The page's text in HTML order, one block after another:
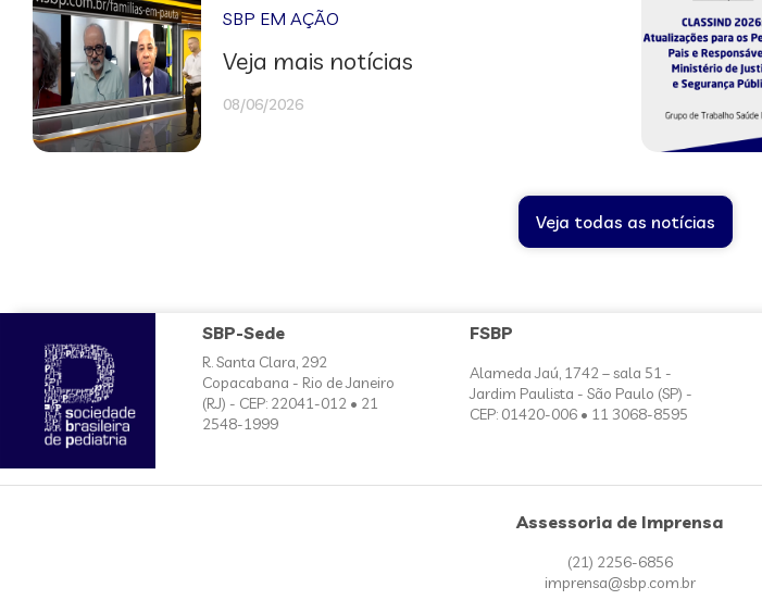
SBP EM AÇÃO
Veja mais notícias
08/06/2026
Veja todas as notícias
SBP-Sede
R. Santa Clara, 292
Copacabana - Rio de Janeiro
(RJ) - CEP: 22041-012 • 21
2548-1999
FSBP
Alameda Jaú, 1742 – sala 51 -
Jardim Paulista - São Paulo (SP) -
CEP: 01420-006 • 11 3068-8595
Assessoria de Imprensa
(21) 2256-6856
imprensa@sbp.com.br